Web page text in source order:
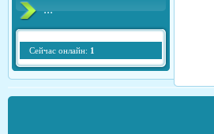
...
Сейчас онлайн: 1